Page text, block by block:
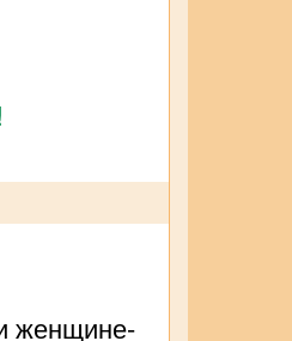
женщине-